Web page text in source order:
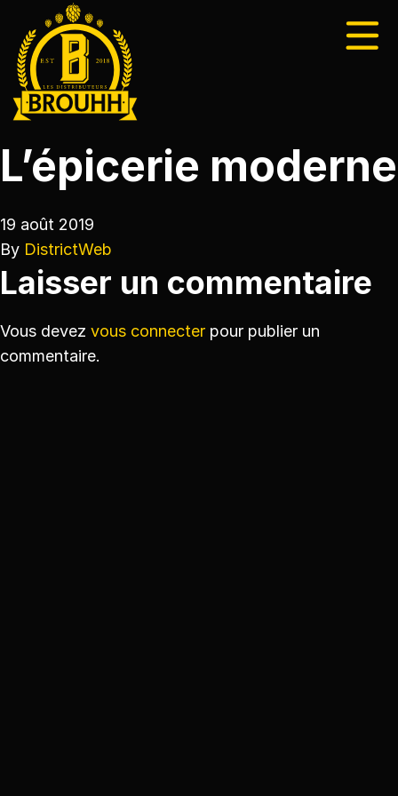
L’épicerie moderne
19 août 2019
By DistrictWeb
Laisser un commentaire
Vous devez vous connecter pour publier un
commentaire.